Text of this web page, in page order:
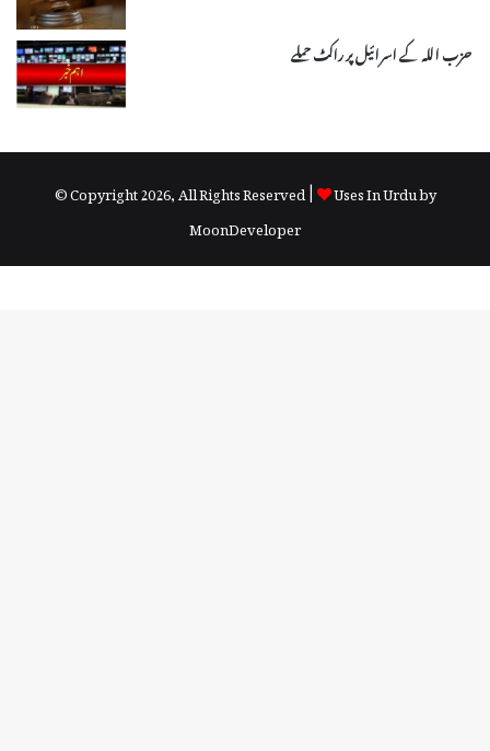
حزب اللہ کے اسرائیل پر راکٹ حملے
© Copyright 2026, All Rights Reserved |
Uses In Urdu by
MoonDeveloper